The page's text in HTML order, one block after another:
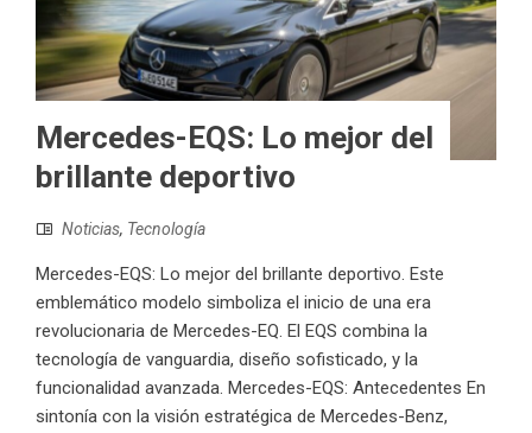
Mercedes-EQS: Lo mejor del
brillante deportivo
Noticias, Tecnología
Mercedes-EQS: Lo mejor del brillante deportivo. Este
emblemático modelo simboliza el inicio de una era
revolucionaria de Mercedes-EQ. El EQS combina la
tecnología de vanguardia, diseño sofisticado, y la
funcionalidad avanzada. Mercedes-EQS: Antecedentes En
sintonía con la visión estratégica de Mercedes-Benz,